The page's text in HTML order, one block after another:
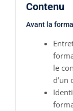
Contenu
Avant la
le
d’un